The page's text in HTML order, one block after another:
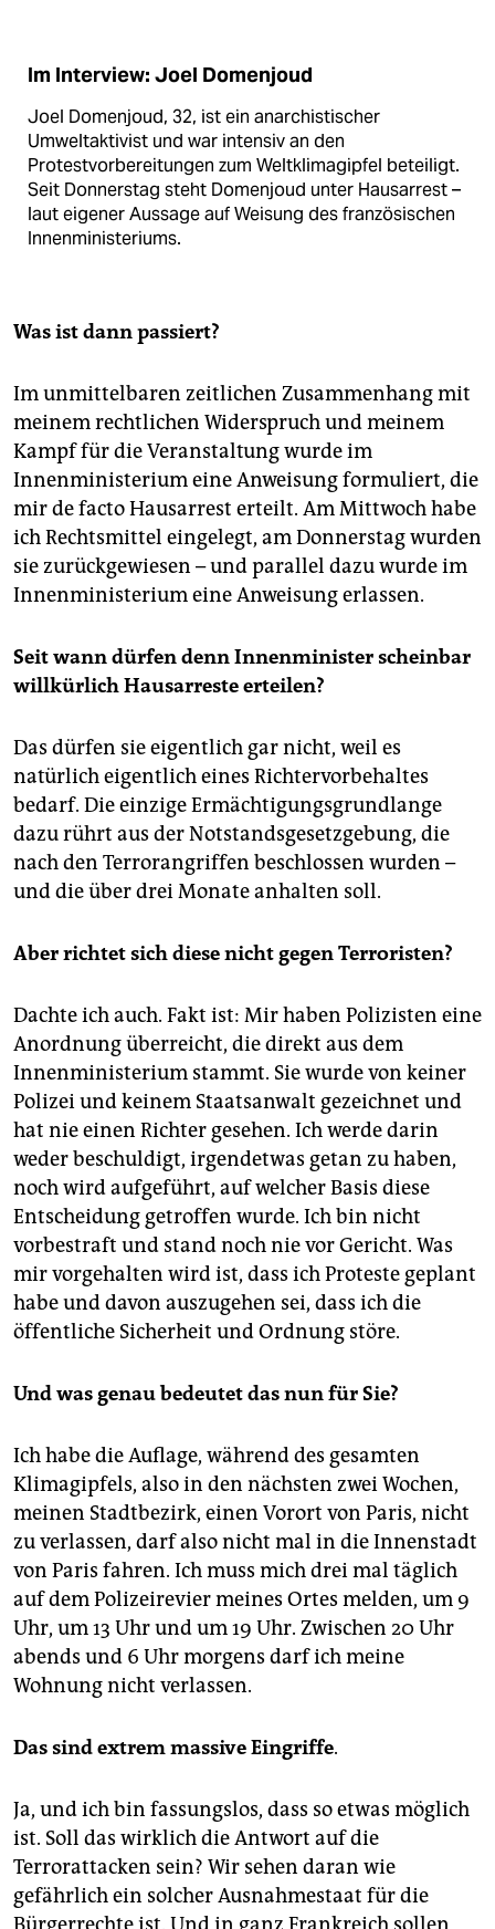
Im Interview: Joel Domenjoud
Joel Domenjoud, 32, ist ein anarchistischer
Umweltaktivist und war intensiv an den
Protestvorbereitungen zum Weltklimagipfel beteiligt.
Seit Donnerstag steht Domenjoud unter Hausarrest –
laut eigener Aussage auf Weisung des französischen
Innenministeriums.
Was ist dann passiert?
Im unmittelbaren zeitlichen Zusammenhang mit
meinem rechtlichen Widerspruch und meinem
Kampf für die Veranstaltung wurde im
Innenministerium eine Anweisung formuliert, die
mir de facto Hausarrest erteilt. Am Mittwoch habe
ich Rechtsmittel eingelegt, am Donnerstag wurden
sie zurückgewiesen – und parallel dazu wurde im
Innenministerium eine Anweisung erlassen.
Seit wann dürfen denn Innenminister scheinbar
willkürlich Hausarreste erteilen?
Das dürfen sie eigentlich gar nicht, weil es
natürlich eigentlich eines Richtervorbehaltes
bedarf. Die einzige Ermächtigungsgrundlange
dazu rührt aus der Notstandsgesetzgebung, die
nach den Terrorangriffen beschlossen wurden –
und die über drei Monate anhalten soll.
Aber richtet sich diese nicht gegen Terroristen?
Dachte ich auch. Fakt ist: Mir haben Polizisten eine
Anordnung überreicht, die direkt aus dem
Innenministerium stammt. Sie wurde von keiner
Polizei und keinem Staatsanwalt gezeichnet und
hat nie einen Richter gesehen. Ich werde darin
weder beschuldigt, irgendetwas getan zu haben,
noch wird aufgeführt, auf welcher Basis diese
Entscheidung getroffen wurde. Ich bin nicht
vorbestraft und stand noch nie vor Gericht. Was
mir vorgehalten wird ist, dass ich Proteste geplant
habe und davon auszugehen sei, dass ich die
öffentliche Sicherheit und Ordnung störe.
Und was genau bedeutet das nun für Sie?
Ich habe die Auflage, während des gesamten
Klimagipfels, also in den nächsten zwei Wochen,
meinen Stadtbezirk, einen Vorort von Paris, nicht
zu verlassen, darf also nicht mal in die Innenstadt
von Paris fahren. Ich muss mich drei mal täglich
auf dem Polizeirevier meines Ortes melden, um 9
Uhr, um 13 Uhr und um 19 Uhr. Zwischen 20 Uhr
abends und 6 Uhr morgens darf ich meine
Wohnung nicht verlassen.
Das sind extrem massive Eingriffe.
Ja, und ich bin fassungslos, dass so etwas möglich
ist. Soll das wirklich die Antwort auf die
Terrorattacken sein? Wir sehen daran wie
gefährlich ein solcher Ausnahmestaat für die